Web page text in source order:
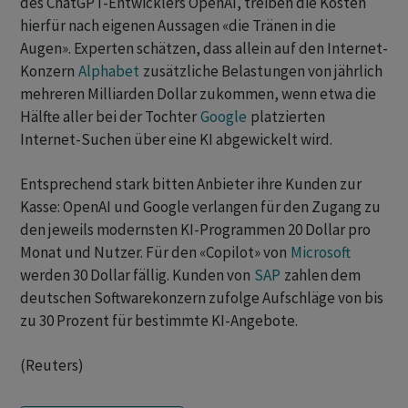
hierfür nach eigenen Aussagen «die Tränen in die
Augen». Experten schätzen, dass allein auf den Internet-
Konzern Alphabet zusätzliche Belastungen von jährlich
mehreren Milliarden Dollar zukommen, wenn etwa die
Hälfte aller bei der TochterGoogle platzierten
Internet-Suchen über eine KI abgewickelt wird.
Entsprechend stark bitten Anbieter ihre Kunden zur
Kasse: OpenAI und Google verlangen für den Zugang zu
den jeweils modernsten KI-Programmen 20 Dollar pro
Monat und Nutzer. Für den «Copilot» von Microsoft
werden 30 Dollar fällig. Kunden von SAP zahlen dem
deutschen Softwarekonzern zufolge Aufschläge von bis
zu 30 Prozent für bestimmte KI-Angebote.
(Reuters)